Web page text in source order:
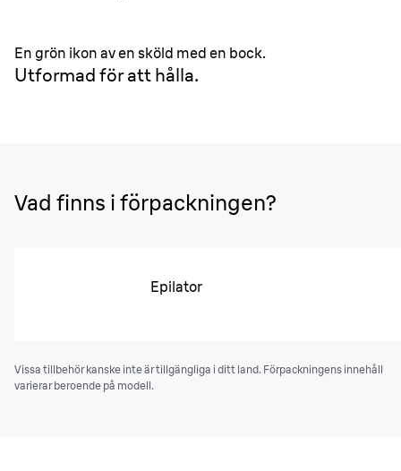
En grön ikon av en sköld med en bock.
Utformad för att hålla.
Vad finns i förpackningen?
Epilator
Vissa tillbehör kanske inte är tillgängliga i ditt land. Förpackningens innehåll
varierar beroende på modell.